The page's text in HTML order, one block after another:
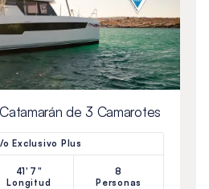
de 3 Camarotes
o Exclusivo Plus
41'7"
Longitud
8
Personas